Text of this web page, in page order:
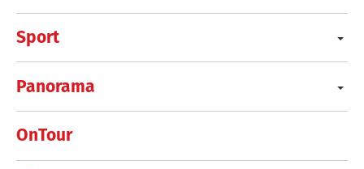
Sport
Panorama
OnTour